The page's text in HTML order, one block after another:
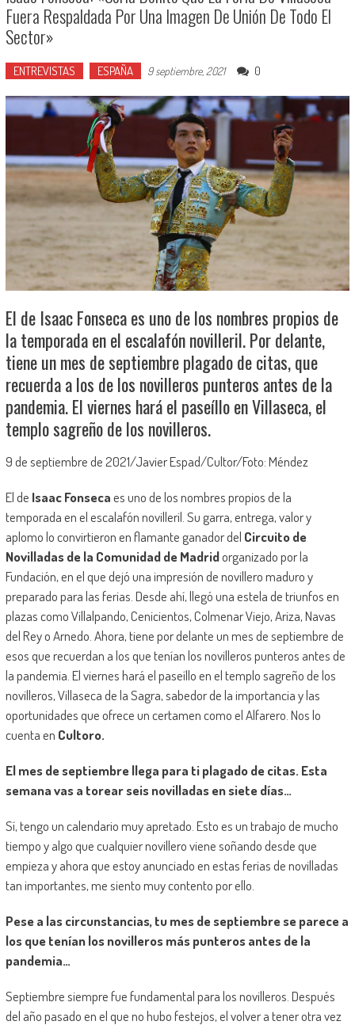
Fuera Respaldada Por Una Imagen De Unión De Todo El
Sector»
ENTREVISTAS ESPAÑA 9 septiembre, 2021 0
El de Isaac Fonseca es uno de los nombres propios de
la temporada en el escalafón novilleril. Por delante,
tiene un mes de septiembre plagado de citas, que
recuerda a los de los novilleros punteros antes de la
pandemia. El viernes hará el paseíllo en Villaseca, el
templo sagreño de los novilleros.
9 de septiembre de 2021/Javier Espad/Cultor/Foto: Méndez
El de Isaac Fonsecaes uno de los nombres propios de la
temporada en el escalafón novilleril. Su garra, entrega, valor y
aplomo lo convirtieron en flamante ganador del Circuito de
Novilladas de la Comunidad de Madridorganizado por la
Fundación, en el que dejó una impresión de novillero maduro y
preparado para las ferias. Desde ahí, llegó una estela de triunfos en
plazas como Villalpando, Cenicientos, Colmenar Viejo, Ariza, Navas
del Rey o Arnedo. Ahora, tiene por delante un mes de septiembre de
esos que recuerdan a los que tenían los novilleros punteros antes de
la pandemia. El viernes hará el paseíllo en el templo sagreño de los
novilleros, Villaseca de la Sagra, sabedor de la importancia y las
oportunidades que ofrece un certamen como el Alfarero. Nos lo
cuenta en Cultoro.
El mes de septiembre llega para ti plagado de citas. Esta
semana vas a torear seis novilladas en siete días…
Sí, tengo un calendario muy apretado. Esto es un trabajo de mucho
tiempo y algo que cualquier novillero viene soñando desde que
empieza y ahora que estoy anunciado en estas ferias de novilladas
tan importantes, me siento muy contento por ello.
Pese a las circunstancias, tu mes de septiembre se parece a
los que tenían los novilleros más punteros antes de la
pandemia…
Septiembre siempre fue fundamental para los novilleros. Después
del año pasado en el que no hubo festejos, el volver a tener otra vez